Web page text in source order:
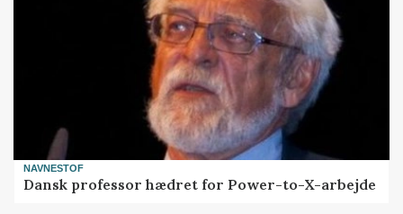
NAVNESTOF
Dansk professor hædret for Power-to-X-arbejde